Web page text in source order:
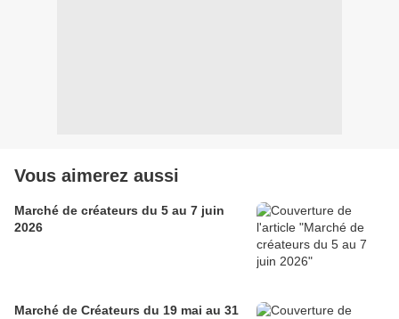
Vous aimerez aussi
Marché de créateurs du 5 au 7 juin
2026
Marché de Créateurs du 19 mai au 31